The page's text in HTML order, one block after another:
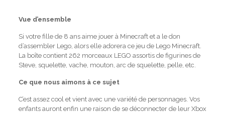
Vue d’ensemble
Si votre fille de 8 ans aime jouer à Minecraft et a le don
d’assembler Lego, alors elle adorera ce jeu de Lego Minecraft.
La boîte contient 262 morceaux LEGO assortis de figurines de
Steve, squelette, vache, mouton, arc de squelette, pelle, etc.
Ce que nous aimons à ce sujet
C’est assez cool et vient avec une variété de personnages. Vos
enfants auront enfin une raison de se déconnecter de leur Xbox